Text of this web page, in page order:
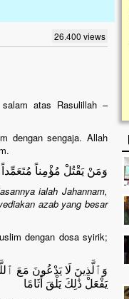
26.400 views
atas Rasulillah –
dengan sengaja. Allah
وَمَنْ يَقْتُلْ مُؤْمِناً
ialah Jahannam,
azab yang besar
dengan dosa syirik;
وَٱلَّذِينَ لَا يَدْعُونَ مَعَ
يَفْعَلْ ذَٰلِكَ يَلْقَ أَثَامًا
Kampung Cilumbu ini sungguh
tahun mangkrak, kini nyaris